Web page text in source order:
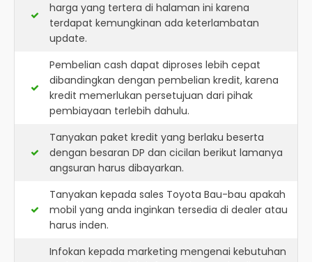
harga yang tertera di halaman ini karena
terdapat kemungkinan ada keterlambatan
update.
Pembelian cash dapat diproses lebih cepat
dibandingkan dengan pembelian kredit, karena
kredit memerlukan persetujuan dari pihak
pembiayaan terlebih dahulu.
Tanyakan paket kredit yang berlaku beserta
dengan besaran DP dan cicilan berikut lamanya
angsuran harus dibayarkan.
Tanyakan kepada sales Toyota Bau-bau apakah
mobil yang anda inginkan tersedia di dealer atau
harus inden.
Infokan kepada marketing mengenai kebutuhan